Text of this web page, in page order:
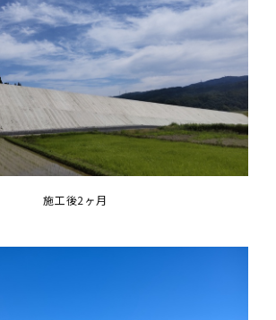
施工後2ヶ月